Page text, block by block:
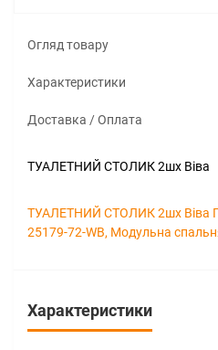
Огляд товару
Характеристики
Доставка / Оплата
ТУАЛЕТНИЙ СТОЛИК 2шх Віва
ТУАЛЕТНИЙ СТОЛИК 2шх Віва
25179-72-WB, Модульна
Характеристики